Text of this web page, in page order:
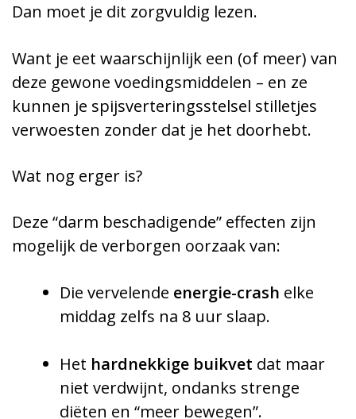
Dan moet je dit zorgvuldig lezen.
Want je eet waarschijnlijk een (of meer) van
deze gewone voedingsmiddelen – en ze
kunnen je spijsverteringsstelsel stilletjes
verwoesten zonder dat je het doorhebt.
Wat nog erger is?
Deze “darm beschadigende” effecten zijn
mogelijk de verborgen oorzaak van:
Die vervelende energie-crash elke
middag zelfs na 8 uur slaap.
Het hardnekkige buikvet dat maar
niet verdwijnt, ondanks strenge
diëten en “meer bewegen”.